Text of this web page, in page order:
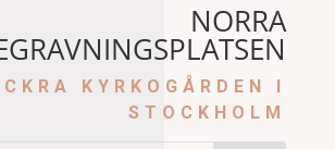
NORRA
KYRKOGÅRDEN I
STOCKHOLM